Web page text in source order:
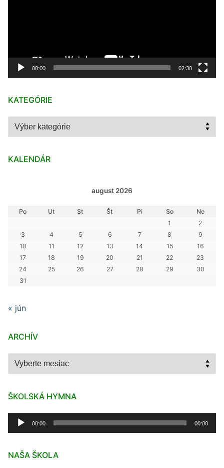
00:00 02:30
KATEGÓRIE
Kategórie
KALENDÁR
august 2026
Po Ut St Št Pi So
Ne
1
2
3
4 5 6 7 8
9
10
11 12 13 14 15
16
17
18 19 20 21 22
23
24
25 26 27 28 29
30
31
« jún
ARCHÍV
Archív
ŠKOLSKÁ HYMNA
Audio
prehrávač
00:00 00:00
NAŠA ŠKOLA